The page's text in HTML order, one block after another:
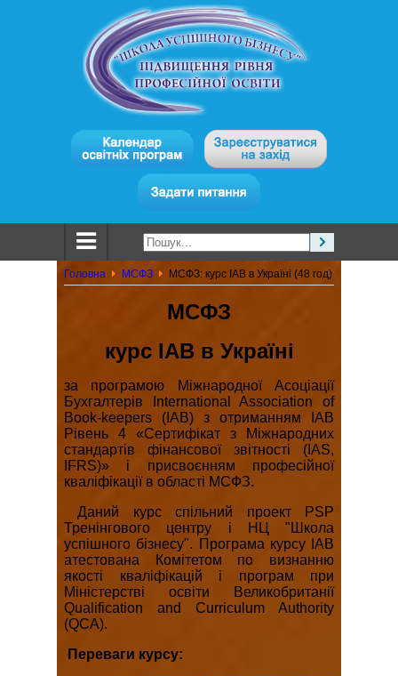
Головна МСФЗ МСФЗ: курс IAB в Україні (48 год)
МСФЗ
курс IAB в Україні
за програмою Міжнародної Асоціації
Бухгалтерів International Association of
Book-keepers (IAB) з отриманням IAB
Рівень 4 «Сертифікат з Міжнародних
стандартів фінансової звітності (IAS,
IFRS)» і присвоєнням професійної
кваліфікації в області МСФЗ.
Даний курс спільний проект PSP
Тренінгового центру і НЦ "Школа
успішного бізнесу". Програма курсу IAB
атестована Комітетом по визнанню
якості кваліфікацій і програм при
Міністерстві освіти Великобританії
Qualification and Curriculum Authority
(QCA).
Переваги курсу: